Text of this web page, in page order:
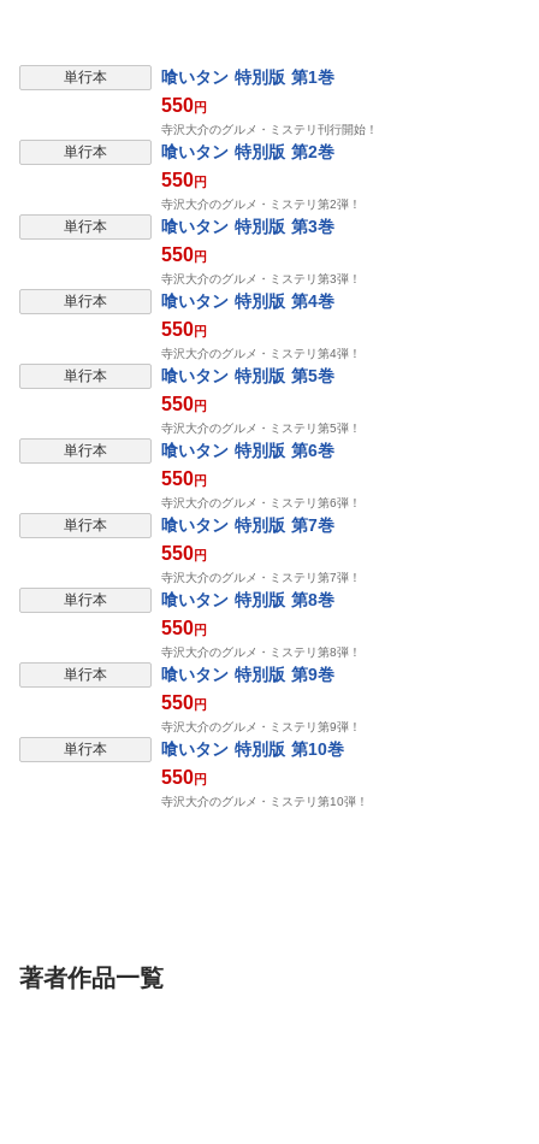
表示制限中
単行本 喰いタン 特別版 第1巻
550円
寺沢大介のグルメ・ミステリ刊行開始！
表示制限中
単行本 喰いタン 特別版 第2巻
550円
寺沢大介のグルメ・ミステリ第2弾！
表示制限中
単行本 喰いタン 特別版 第3巻
550円
寺沢大介のグルメ・ミステリ第3弾！
表示制限中
単行本 喰いタン 特別版 第4巻
550円
寺沢大介のグルメ・ミステリ第4弾！
表示制限中
単行本 喰いタン 特別版 第5巻
550円
寺沢大介のグルメ・ミステリ第5弾！
表示制限中
単行本 喰いタン 特別版 第6巻
550円
寺沢大介のグルメ・ミステリ第6弾！
表示制限中
単行本 喰いタン 特別版 第7巻
550円
寺沢大介のグルメ・ミステリ第7弾！
表示制限中
単行本 喰いタン 特別版 第8巻
550円
寺沢大介のグルメ・ミステリ第8弾！
表示制限中
単行本 喰いタン 特別版 第9巻
550円
寺沢大介のグルメ・ミステリ第9弾！
表示制限中
単行本 喰いタン 特別版 第10巻
550円
寺沢大介のグルメ・ミステリ第10弾！
著者作品一覧